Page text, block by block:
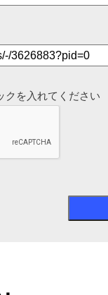
クを入れてください